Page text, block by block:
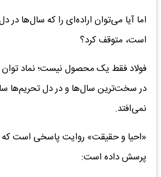
اما آیا می‌توان اراده‌ای را که سال‌ها
است، متوقف کرد؟
فولاد فقط یک محصول نیست؛ نماد
در سخت‌ترین سال‌ها و در دل تحریم‌ها
نمی‌افتد.
«احیا و حقیقت» روایت پاسخی است که
پرسش داده است: